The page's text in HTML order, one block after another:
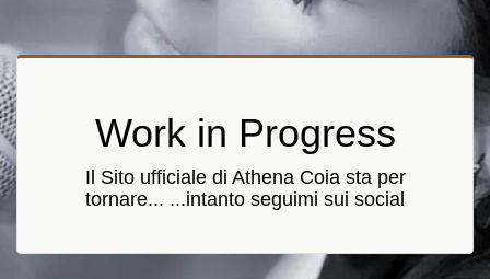
Work in Progress
Il Sito ufficiale di Athena Coia sta per
tornare... ...intanto seguimi sui social